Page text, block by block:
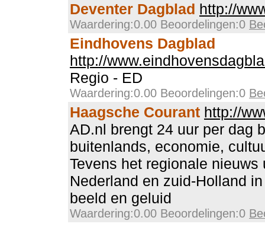
Deventer Dagblad http://
Waardering:0.00 Beoordelingen:0
Eindhovens Dagblad
http://
Regio - ED
Waardering:0.00 Beoordelingen:0
Haagsche Courant http://
AD.nl brengt 24 uur per dag
buitenlands, economie,
Tevens het regionale
Nederland en zuid-Holland
beeld en geluid
Waardering:0.00 Beoordelingen:0